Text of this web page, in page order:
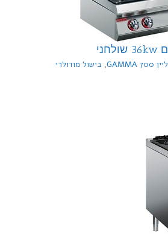
ליין 700 GAMMA , בישול מודולרי